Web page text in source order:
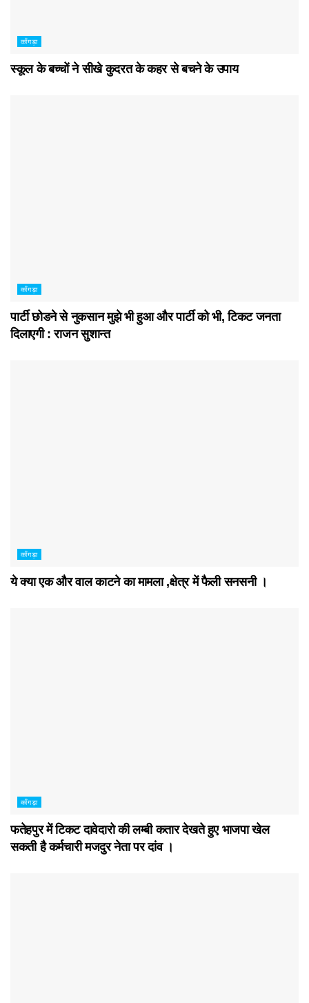
काँगड़ा
स्कूल के बच्चों ने सीखे कुदरत के कहर से बचने के उपाय
काँगड़ा
पार्टी छोडने से नुकसान मुझे भी हुआ और पार्टी को भी, टिकट जनता
दिलाएगी : राजन सुशान्त
काँगड़ा
ये क्या एक और वाल काटने का मामला ,क्षेत्र में फैली सनसनी ।
काँगड़ा
फतेहपुर में टिकट दावेदारो की लम्बी कतार देखते हुए भाजपा खेल
सकती है कर्मचारी मजदुर नेता पर दांव ।